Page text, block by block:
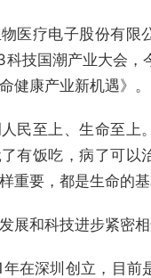
医疗电子股份有限
技国潮产业大会，
健康产业新机遇》。
民至上、生命至上
有饭吃，病了可以
重要，都是生命的基
展和科技进步紧密相
在深圳创立，目前